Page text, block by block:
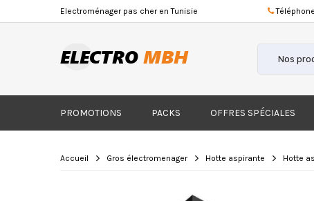
Electroménager pas cher en Tunisie
PROMOTIONS PACKS OFFRES SPÉCIALES
Accueil Gros électromenager Hotte aspirante Hotte